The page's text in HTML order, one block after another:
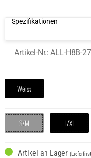
Spezifikationen
Artikel-Nr.: ALL-H8B-
Weiss
S/M L/XL
Artikel an Lager